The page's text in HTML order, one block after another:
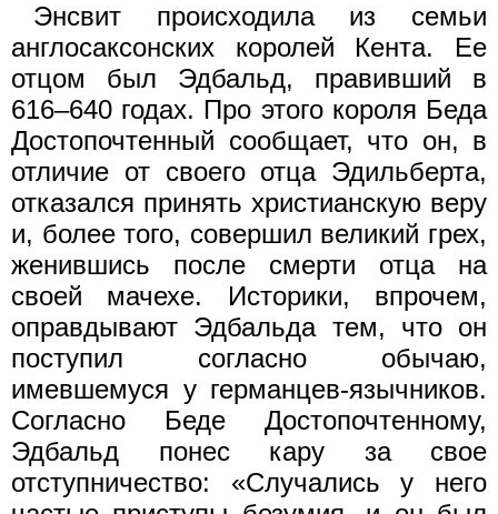
Энсвит происходила из семьи
англосаксонских королей Кента. Ее
отцом был Эдбальд, правивший в
616–640 годах. Про этого короля Беда
Достопочтенный сообщает, что он, в
отличие от своего отца Эдильберта,
отказался принять христианскую веру
и, более того, совершил великий грех,
женившись после смерти отца на
своей мачехе. Историки, впрочем,
оправдывают Эдбальда тем, что он
поступил согласно обычаю,
имевшемуся у германцев-язычников.
Согласно Беде Достопочтенному,
Эдбальд понес кару за свое
отступничество: «Случались у него